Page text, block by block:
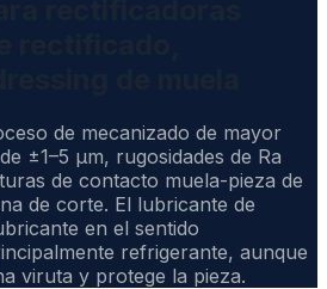
de mecanizado de mayor
±1–5 µm, rugosidades de Ra
de contacto muela-pieza de
de corte. El lubricante de
en el sentido
refrigerante, aunque
viruta y protege la pieza.